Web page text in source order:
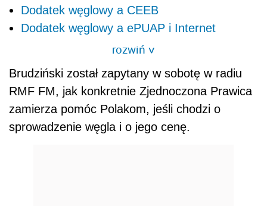
Dodatek węglowy a CEEB
Dodatek węglowy a ePUAP i Internet
rozwiń>
Brudziński został zapytany w sobotę w radiu
RMF FM, jak konkretnie Zjednoczona Prawica
zamierza pomóc Polakom, jeśli chodzi o
sprowadzenie węgla i o jego cenę.